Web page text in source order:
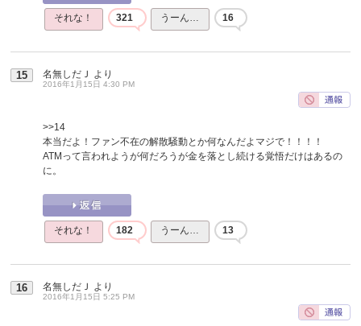
それな！ 321 うーん… 16
15 名無しだＪ より
2016年1月15日 4:30 PM
>>14
本当だよ！ファン不在の解散騒動とか何なんだよマジで！！！！
ATMって言われようが何だろうが金を落とし続ける覚悟だけはあるの
に。
それな！ 182 うーん… 13
16 名無しだＪ より
2016年1月15日 5:25 PM